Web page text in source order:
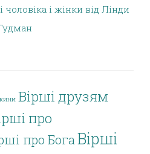
чоловіка і жінки від Лінди
Вірші друзям
про
про БогаВірші